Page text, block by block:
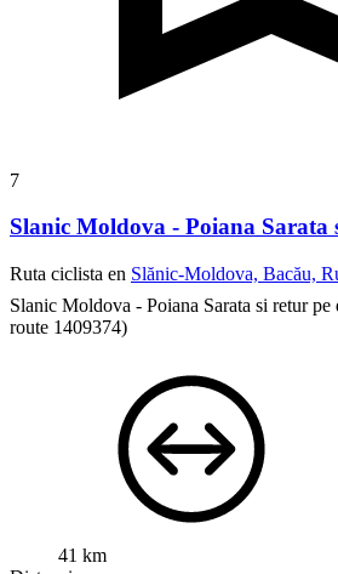
7
Slanic Moldova - Poiana Sarata
Ruta ciclista en Slănic-Moldova, Bacău,
Slanic Moldova - Poiana Sarata si retur pe
route 1409374)
41 km